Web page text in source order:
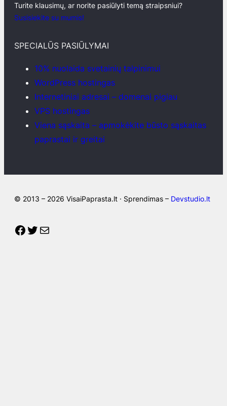
Turite klausimų, ar norite pasiūlyti temą straipsniui?
Susisiekite su mumis!
SPECIALŪS PASIŪLYMAI
10% nuolaida svetainių talpinimui
WordPress hostingas
Internetiniai adresai – domenai pigiau
VPS hostingas
Viena sąskaita – apmokėkite būsto sąskaitas
paprastai ir greitai
© 2013 – 2026 VisaiPaprasta.lt · Sprendimas – Devstudio.lt
Facebook
Twitter
Mail